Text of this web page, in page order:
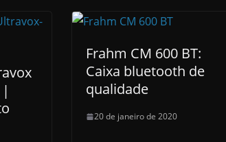
|
Frahm CM 600 BT:
Caixa bluetooth de
qualidade
20 de janeiro de 2020